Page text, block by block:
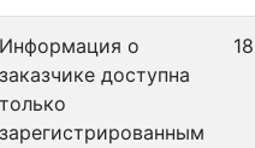
Информация о
заказчике доступна
только
зарегистрированным